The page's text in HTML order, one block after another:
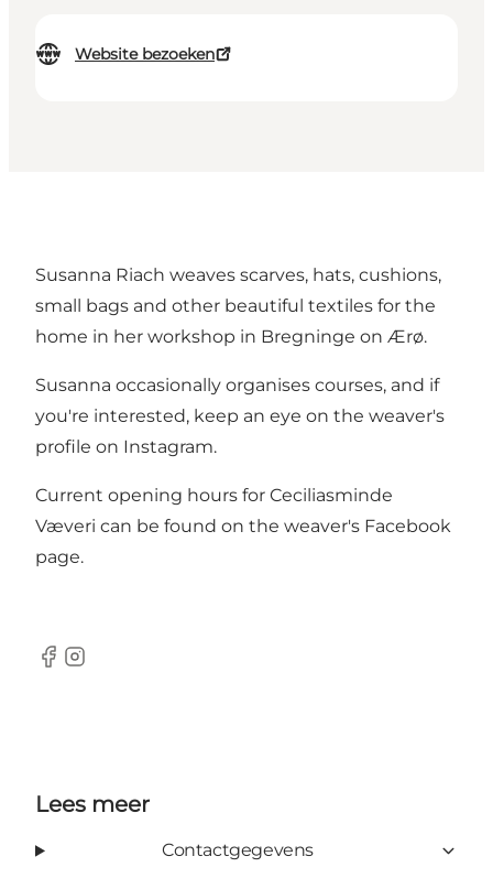
Website bezoeken
Susanna Riach weaves scarves, hats, cushions,
small bags and other beautiful textiles for the
home in her workshop in Bregninge on Ærø.
Susanna occasionally organises courses, and if
you're interested, keep an eye on the weaver's
profile on Instagram.
Current opening hours for Ceciliasminde
Væveri can be found on the weaver's Facebook
page.
Facebook
Instagram
Lees meer
Contactgegevens